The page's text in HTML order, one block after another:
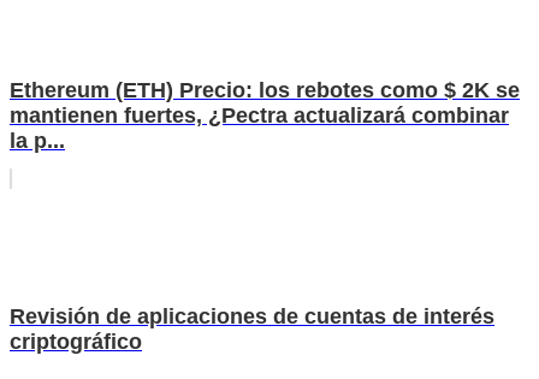
Ethereum (ETH) Precio: los rebotes como $ 2K se
mantienen fuertes, ¿Pectra actualizará combinar
la p...
Revisión de aplicaciones de cuentas de interés
criptográfico